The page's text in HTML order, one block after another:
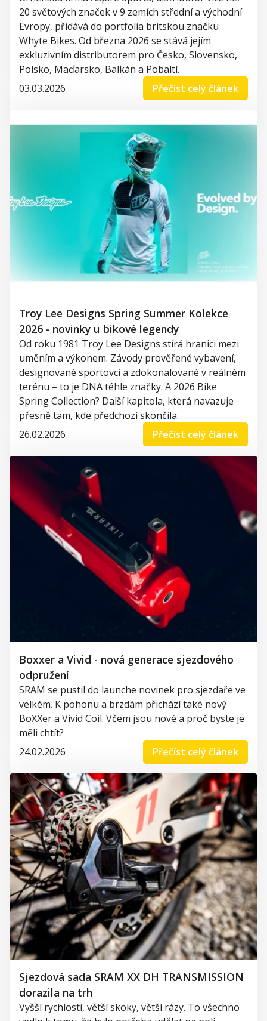
20 světových značek v 9 zemích střední a východní
Evropy, přidává do portfolia britskou značku
Whyte Bikes. Od března 2026 se stává jejím
exkluzivním distributorem pro Česko, Slovensko,
Polsko, Maďarsko, Balkán a Pobaltí.
03.03.2026
Přečíst celý článek
Troy Lee Designs Spring Summer Kolekce
2026 - novinky u bikové legendy
Od roku 1981 Troy Lee Designs stírá hranici mezi
uměním a výkonem. Závody prověřené vybavení,
designované sportovci a zdokonalované v reálném
terénu – to je DNA téhle značky. A 2026 Bike
Spring Collection? Další kapitola, která navazuje
přesně tam, kde předchozí skončila.
26.02.2026
Přečíst celý článek
Boxxer a Vivid - nová generace sjezdového
odpružení
SRAM se pustil do launche novinek pro sjezdaře ve
velkém. K pohonu a brzdám přichází také nový
BoXXer a Vivid Coil. Včem jsou nové a proč byste je
měli chtít?
24.02.2026
Přečíst celý článek
Sjezdová sada SRAM XX DH TRANSMISSION
dorazila na trh
Vyšší rychlosti, větší skoky, větší rázy. To všechno